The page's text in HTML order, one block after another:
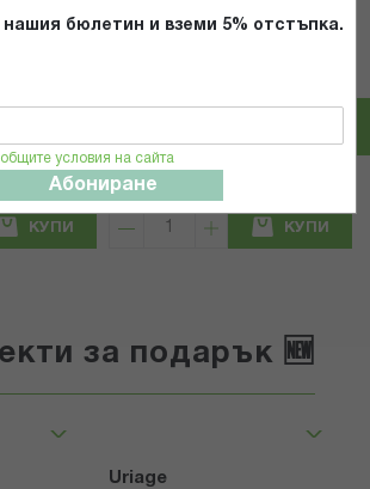
нашия бюлетин и вземи 5% отстъпка.
условия на сайта
Абониране
ПРЕМИУМ
КУПИ
ЧЕТКА ЗА БАНЯ ОТ ГЛИГАНСКИ
6,74 € / 13.18 лв.
КУПИ
за подарък 🆕
Uriage